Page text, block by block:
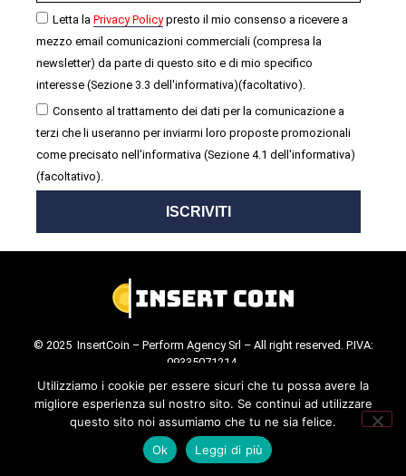
Letta la Privacy Policypresto il mio consenso a ricevere a
mezzo email comunicazioni commerciali (compresa la
newsletter) da parte di questo sito e di mio specifico
interesse (Sezione 3.3 dell'informativa)(facoltativo).
Consento al trattamento dei dati per la comunicazione a
terzi che li useranno per inviarmi loro proposte promozionali
come precisato nell'informativa (Sezione 4.1 dell'informativa)
(facoltativo).
ISCRIVITI
© 2025 InsertCoin – Perform Agency Srl – All right reserved. P.IVA:
09335071214.
Cookie Policy . Privacy Policy.
Utilizziamo i cookie per essere sicuri che tu possa avere la
migliore esperienza sul nostro sito. Se continui ad utilizzare
questo sito noi assumiamo che tu ne sia felice.
Ok
Leggi di più